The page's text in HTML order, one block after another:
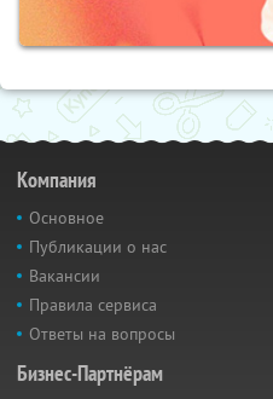
Компания
Основное
Публикации о нас
Вакансии
Правила сервиса
Ответы на вопросы
Бизнес-Партнёрам